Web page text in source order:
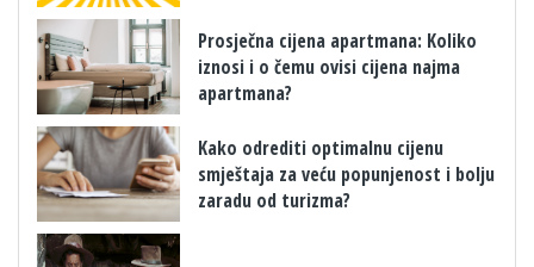
Prosječna cijena apartmana: Koliko
iznosi i o čemu ovisi cijena najma
apartmana?
Kako odrediti optimalnu cijenu
smještaja za veću popunjenost i bolju
zaradu od turizma?